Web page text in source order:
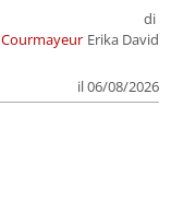
Courmayeur
di
Erika David
il 06/08/2026